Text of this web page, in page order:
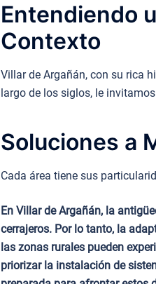
Entendiendo
Contexto
Villar de Argañán, con su rica
largo de los siglos, le
Soluciones a
Cada área tiene sus
En Villar de Argañán, la
cerrajeros. Por lo tanto, la
las zonas rurales pueden
priorizar la instalación de